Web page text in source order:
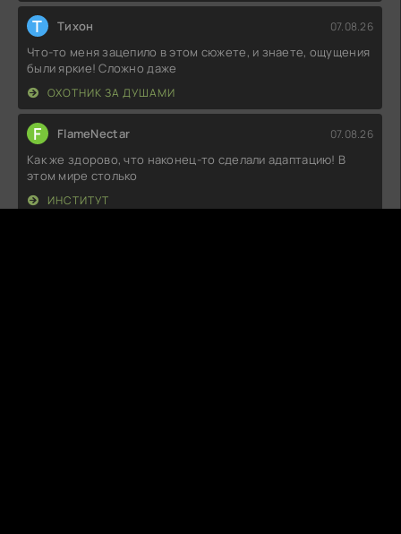
Т Тихон 07.08.26
Что-то меня зацепило в этом сюжете, и знаете, ощущения
были яркие! Сложно даже
ОХОТНИК ЗА ДУШАМИ
F FlameNectar 07.08.26
Как же здорово, что наконец-то сделали адаптацию! В
этом мире столько
ИНСТИТУТ